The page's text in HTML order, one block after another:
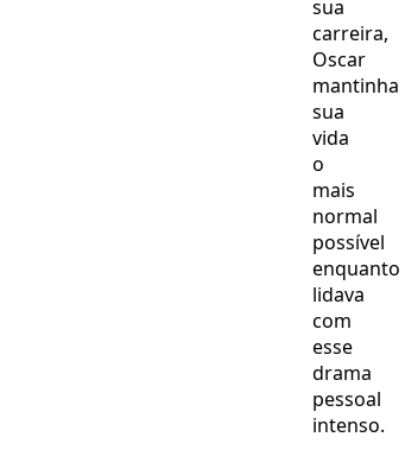
sua
carreira,
Oscar
mantinha
sua
vida
o
mais
normal
possível
enquanto
lidava
com
esse
drama
pessoal
intenso.